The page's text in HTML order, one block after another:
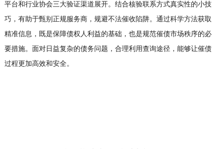
平台和行业协会三大验证渠道展开。结合核验联系方式真实性的小技
巧，有助于甄别正规服务商，规避不法催收陷阱。通过科学方法获取
精准信息，既是保障债权人利益的基础，也是规范催债市场秩序的必
要措施。面对日益复杂的债务问题，合理利用查询途径，能够让催债
过程更加高效和安全。